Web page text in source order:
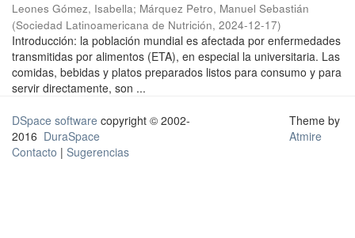
Leones Gómez, Isabella; Márquez Petro, Manuel Sebastián
(Sociedad Latinoamericana de Nutrición, 2024-12-17)
Introducción: la población mundial es afectada por enfermedades
transmitidas por alimentos (ETA), en especial la universitaria. Las
comidas, bebidas y platos preparados listos para consumo y para
servir directamente, son ...
DSpace software copyright © 2002-
2016 DuraSpace
Contacto | Sugerencias
Theme by
Atmire